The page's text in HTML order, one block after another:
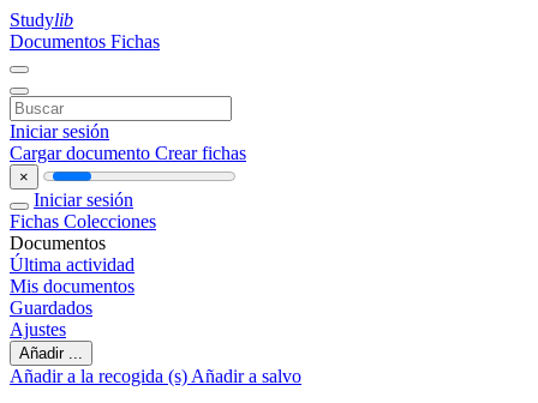
Studylib
Documentos Fichas
Iniciar sesión
Cargar documento Crear fichas
×
Iniciar sesión
Fichas Colecciones
Documentos
Última actividad
Mis documentos
Guardados
Ajustes
Añadir ...
Añadir a la recogida (s) Añadir a salvo